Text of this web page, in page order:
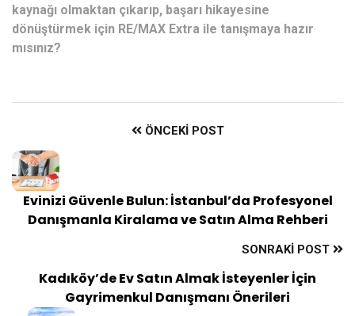
kaynağı olmaktan çıkarıp, başarı hikayesine
dönüştürmek için RE/MAX Extra ile tanışmaya hazır
mısınız?
ÖNCEKI POST
Evinizi Güvenle Bulun: İstanbul’da Profesyonel
Danışmanla Kiralama ve Satın Alma Rehberi
SONRAKI POST
Kadıköy’de Ev Satın Almak İsteyenler İçin
Gayrimenkul Danışmanı Önerileri